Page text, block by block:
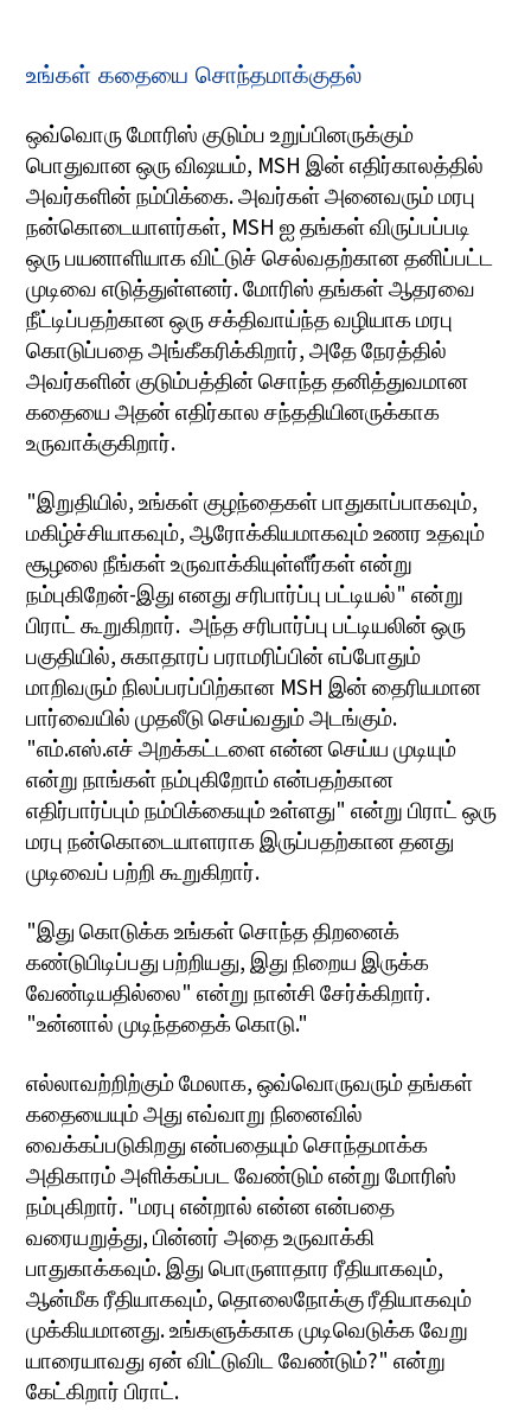
உங்கள் கதையை சொந்தமாக்குதல்
ஒவ்வொரு மோரிஸ் குடும்ப உறுப்பினருக்கும்
பொதுவான ஒரு விஷயம், MSH இன் எதிர்காலத்தில்
அவர்களின் நம்பிக்கை. அவர்கள் அனைவரும் மரபு
நன்கொடையாளர்கள், MSH ஐ தங்கள் விருப்பப்படி
ஒரு பயனாளியாக விட்டுச் செல்வதற்கான தனிப்பட்ட
முடிவை எடுத்துள்ளனர். மோரிஸ் தங்கள் ஆதரவை
நீட்டிப்பதற்கான ஒரு சக்திவாய்ந்த வழியாக மரபு
கொடுப்பதை அங்கீகரிக்கிறார், அதே நேரத்தில்
அவர்களின் குடும்பத்தின் சொந்த தனித்துவமான
கதையை அதன் எதிர்கால சந்ததியினருக்காக
உருவாக்குகிறார்.
"இறுதியில், உங்கள் குழந்தைகள் பாதுகாப்பாகவும்,
மகிழ்ச்சியாகவும், ஆரோக்கியமாகவும் உணர உதவும்
சூழலை நீங்கள் உருவாக்கியுள்ளீர்கள் என்று
நம்புகிறேன்-இது எனது சரிபார்ப்பு பட்டியல்" என்று
பிராட் கூறுகிறார். அந்த சரிபார்ப்பு பட்டியலின் ஒரு
பகுதியில், சுகாதாரப் பராமரிப்பின் எப்போதும்
மாறிவரும் நிலப்பரப்பிற்கான MSH இன் தைரியமான
பார்வையில் முதலீடு செய்வதும் அடங்கும்.
"எம்.எஸ்.எச் அறக்கட்டளை என்ன செய்ய முடியும்
என்று நாங்கள் நம்புகிறோம் என்பதற்கான
எதிர்பார்ப்பும் நம்பிக்கையும் உள்ளது" என்று பிராட் ஒரு
மரபு நன்கொடையாளராக இருப்பதற்கான தனது
முடிவைப் பற்றி கூறுகிறார்.
"இது கொடுக்க உங்கள் சொந்த திறனைக்
கண்டுபிடிப்பது பற்றியது, இது நிறைய இருக்க
வேண்டியதில்லை" என்று நான்சி சேர்க்கிறார்.
"உன்னால் முடிந்ததைக் கொடு."
எல்லாவற்றிற்கும் மேலாக, ஒவ்வொருவரும் தங்கள்
கதையையும் அது எவ்வாறு நினைவில்
வைக்கப்படுகிறது என்பதையும் சொந்தமாக்க
அதிகாரம் அளிக்கப்பட வேண்டும் என்று மோரிஸ்
நம்புகிறார். "மரபு என்றால் என்ன என்பதை
வரையறுத்து, பின்னர் அதை உருவாக்கி
பாதுகாக்கவும். இது பொருளாதார ரீதியாகவும்,
ஆன்மீக ரீதியாகவும், தொலைநோக்கு ரீதியாகவும்
முக்கியமானது. உங்களுக்காக முடிவெடுக்க வேறு
யாரையாவது ஏன் விட்டுவிட வேண்டும்?" என்று
கேட்கிறார் பிராட்.